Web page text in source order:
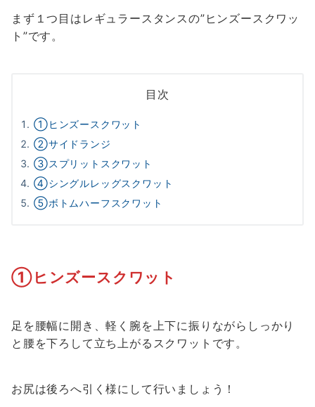
まず１つ目はレギュラースタンスの”ヒンズースクワッ
ト”です。
目次
①ヒンズースクワット
②サイドランジ
③スプリットスクワット
④シングルレッグスクワット
⑤ボトムハーフスクワット
①ヒンズースクワット
足を腰幅に開き、軽く腕を上下に振りながらしっかり
と腰を下ろして立ち上がるスクワットです。
お尻は後ろへ引く様にして行いましょう！